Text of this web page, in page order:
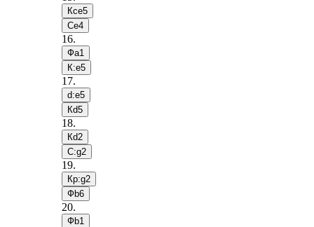
Кce5
Сe4
16.
Фa1
К:e5
17.
d:e5
Кd5
18.
Кd2
С:g2
19.
Кр:g2
Фb6
20.
Фb1